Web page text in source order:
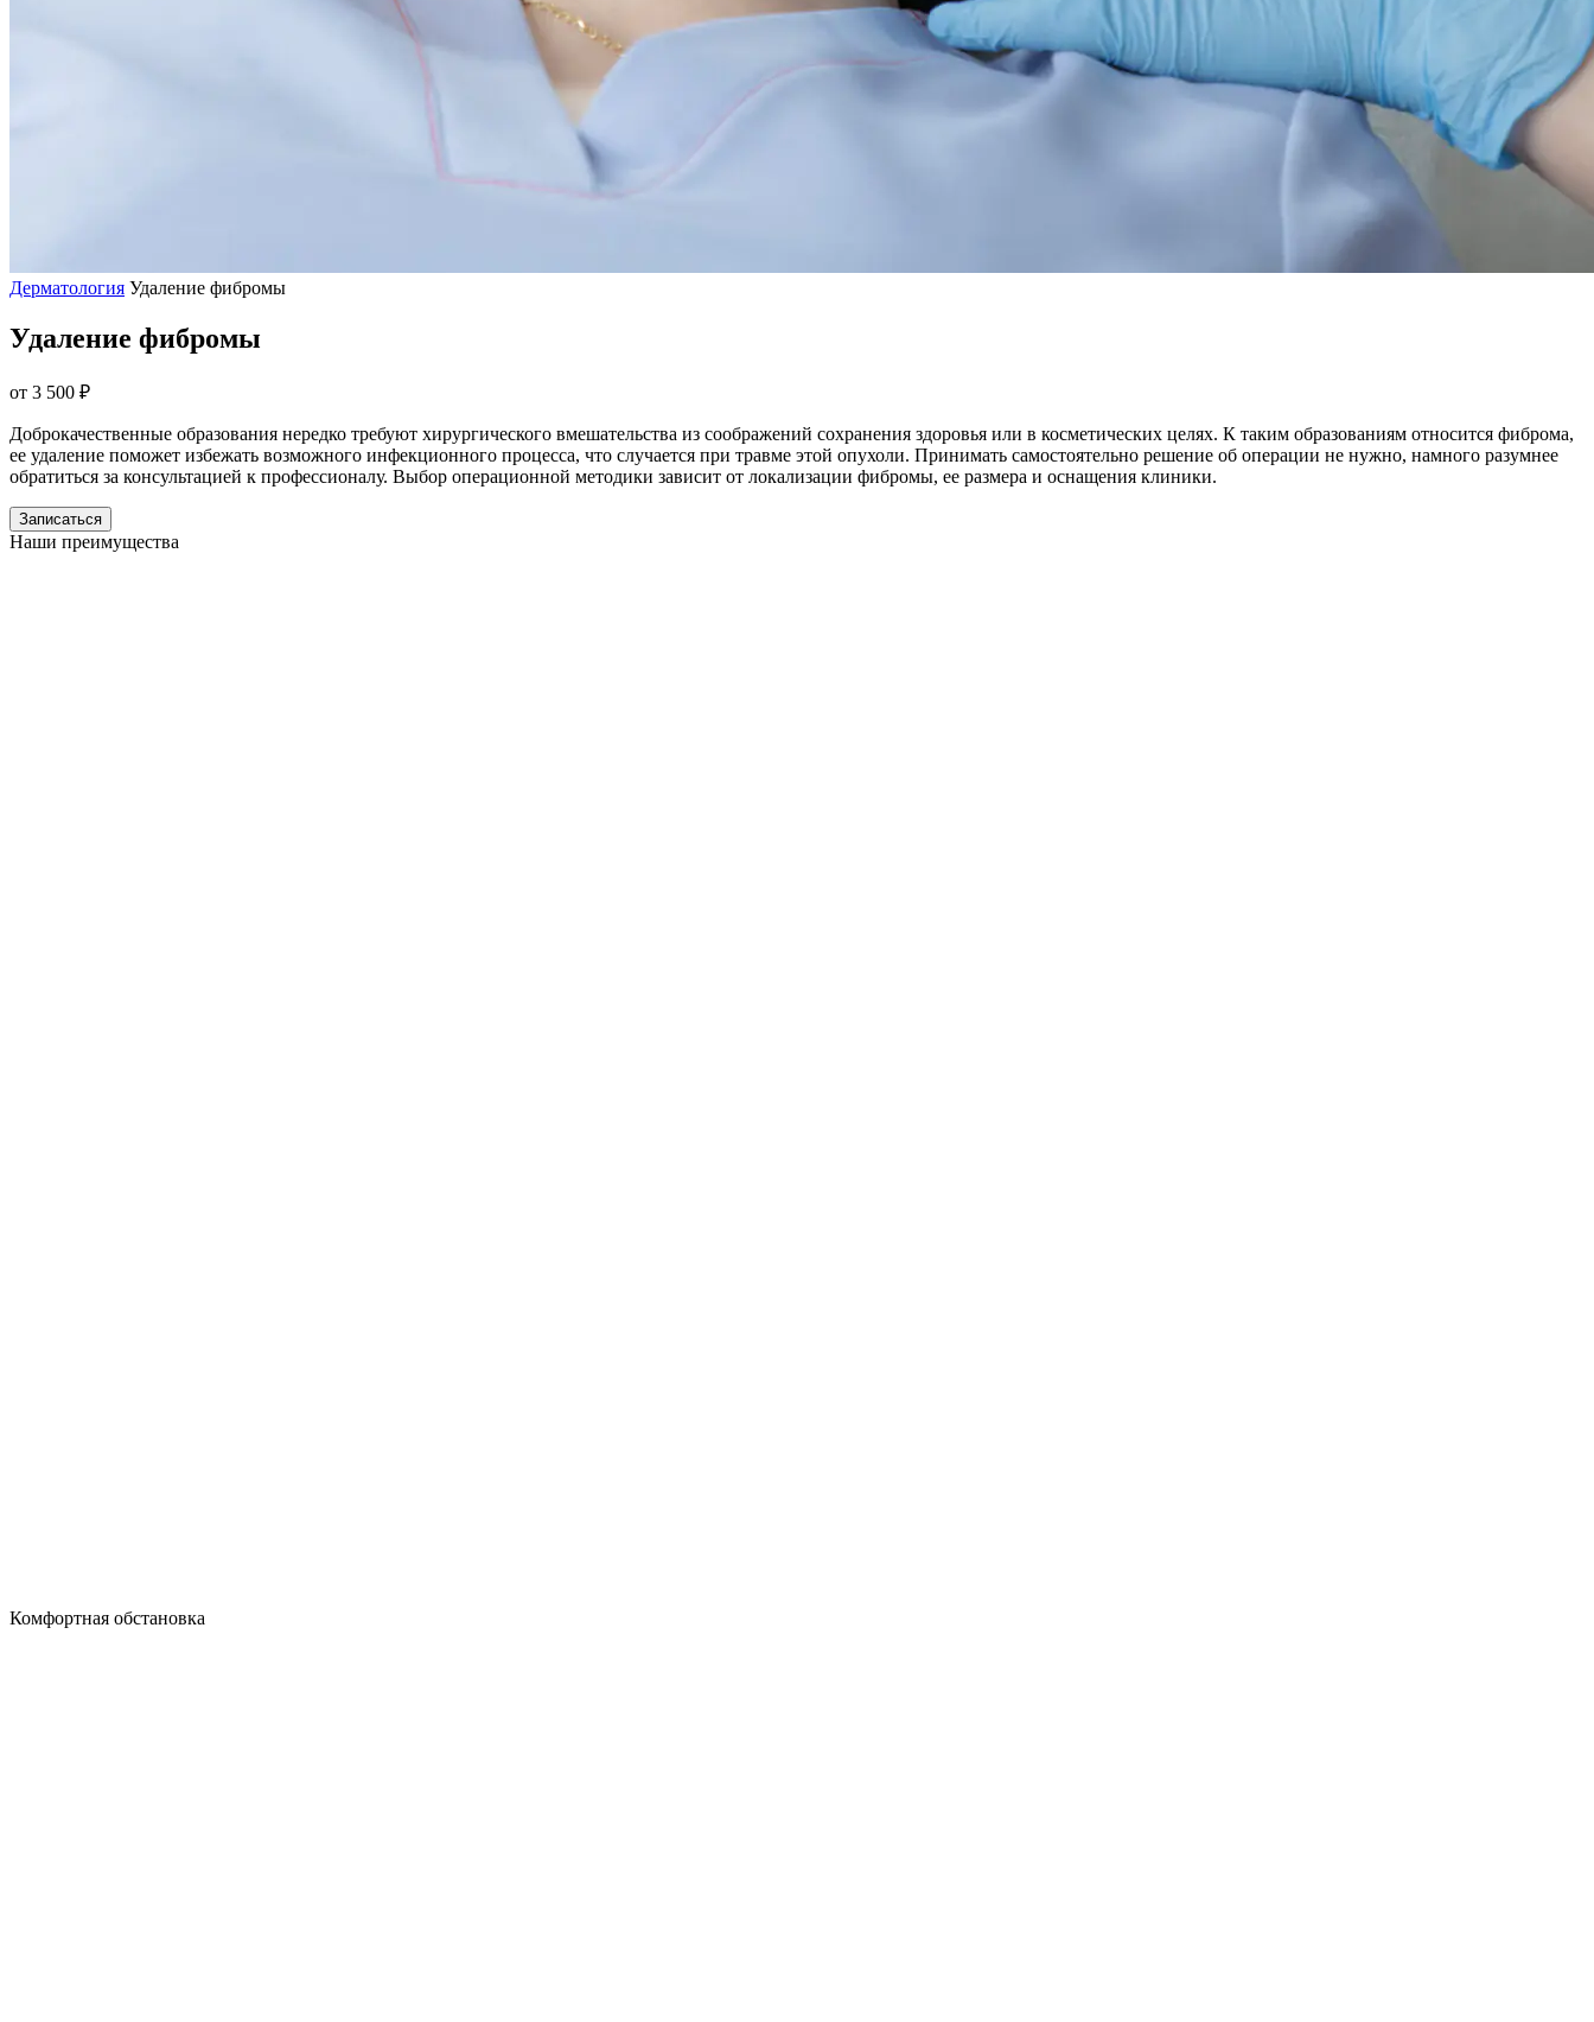
Дерматология Удаление фибромы
Удаление фибромы
от 3 500 ₽
Доброкачественные образования нередко требуют хирургического вмешательства из соображений сохранения здоровья или в косметических целях. К таким образованиям относится фиброма,
ее удаление поможет избежать возможного инфекционного процесса, что случается при травме этой опухоли. Принимать самостоятельно решение об операции не нужно, намного разумнее
обратиться за консультацией к профессионалу. Выбор операционной методики зависит от локализации фибромы, ее размера и оснащения клиники.
Записаться
Наши преимущества
Комфортная обстановка